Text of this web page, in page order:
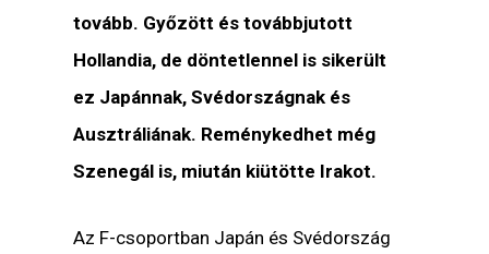
tovább. Győzött és továbbjutott
Hollandia, de döntetlennel is sikerült
ez Japánnak, Svédországnak és
Ausztráliának. Reménykedhet még
Szenegál is, miután kiütötte Irakot.
Az F-csoportban Japán és Svédország